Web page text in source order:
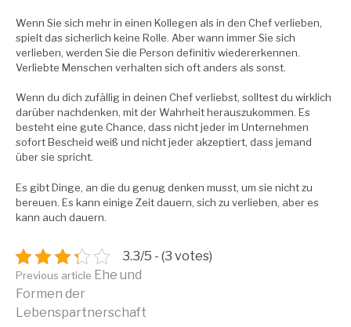
Wenn Sie sich mehr in einen Kollegen als in den Chef verlieben,
spielt das sicherlich keine Rolle. Aber wann immer Sie sich
verlieben, werden Sie die Person definitiv wiedererkennen.
Verliebte Menschen verhalten sich oft anders als sonst.
Wenn du dich zufällig in deinen Chef verliebst, solltest du wirklich
darüber nachdenken, mit der Wahrheit herauszukommen. Es
besteht eine gute Chance, dass nicht jeder im Unternehmen
sofort Bescheid weiß und nicht jeder akzeptiert, dass jemand
über sie spricht.
Es gibt Dinge, an die du genug denken musst, um sie nicht zu
bereuen. Es kann einige Zeit dauern, sich zu verlieben, aber es
kann auch dauern.
3.3/5 - (3 votes)
Continue
Previous article Ehe und
Formen der
Lebenspartnerschaft